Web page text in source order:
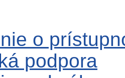
o
podpora